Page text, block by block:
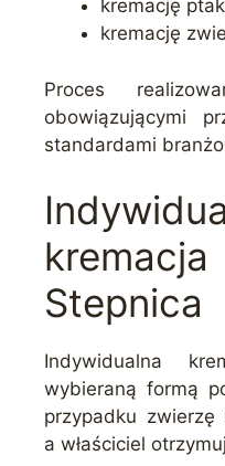
kremację
kremację
Proces
obowiązującymi
standardami
Stepnica
Indywidualna
wybieraną formą
przypadku
a właściciel